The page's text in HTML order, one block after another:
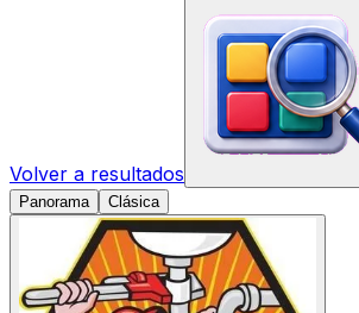
Volver a resultados
Panorama
Clásica